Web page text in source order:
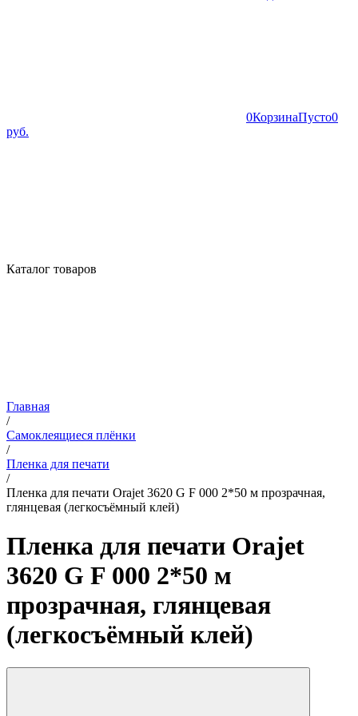
0КорзинаПусто0
руб.
Каталог товаров
Главная
/
Самоклеящиеся плёнки
/
Пленка для печати
/
Пленка для печати Orajet 3620 G F 000 2*50 м прозрачная,
глянцевая (легкосъёмный клей)
Пленка для печати Orajet
3620 G F 000 2*50 м
прозрачная, глянцевая
(легкосъёмный клей)